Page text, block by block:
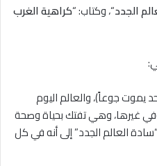
الجدد“، وكتاب: “كراهية الغرب
يموت جوعاً)، والعالم اليوم
وفي غيرها، وهي تفتك بحياة وصحة
العالم الجدد” إلى أنه في كل